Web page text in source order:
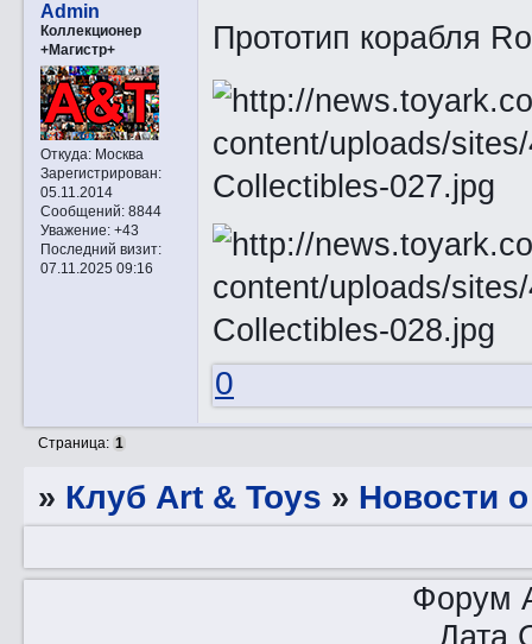
Admin
Коллекционер
+Магистр+
Откуда:Москва
Зарегистрирован:
05.11.2014
Сообщений:8844
Уважение: +43
Последний визит:
07.11.2025 09:16
Прототип корабля
0
Страница: 1
» Клуб Art & Toys » Новости
Форум
Дата